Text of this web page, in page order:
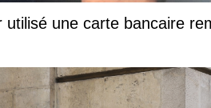
une carte bancaire